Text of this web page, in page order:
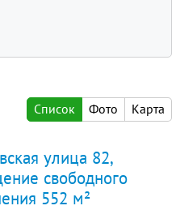
Список
Фото Карта
улица 82,
свободного
552 м²